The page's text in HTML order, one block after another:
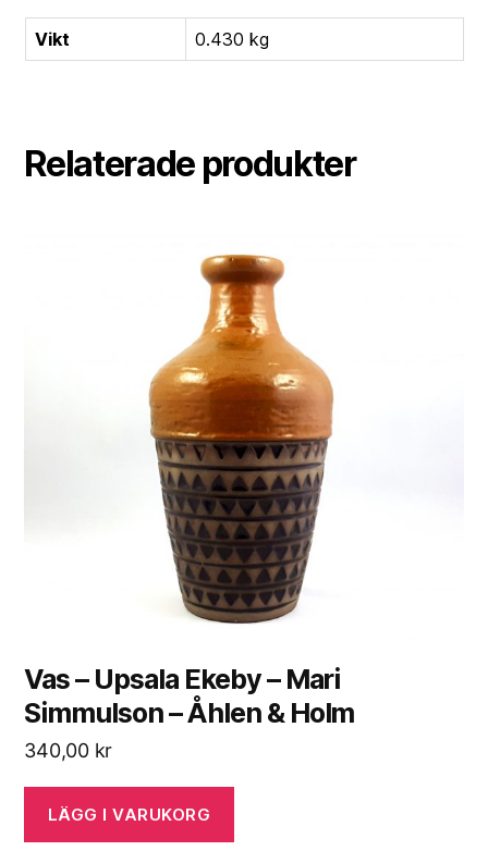
Vikt 0.430 kg
Relaterade produkter
Vas – Upsala Ekeby – Mari
Simmulson – Åhlen & Holm
340,00 kr
LÄGG I VARUKORG